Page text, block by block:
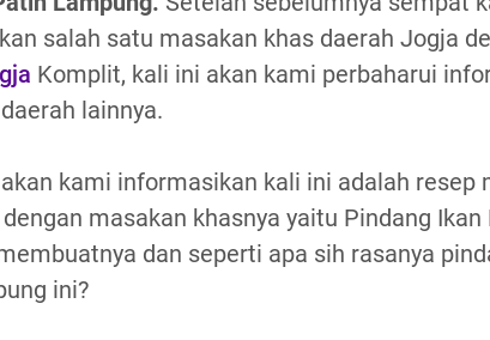
salah satu masakan khas daerah Jogja
Komplit, kali ini akan kami perbaharui
lainnya.
kami informasikan kali ini adalah resep
masakan khasnya yaitu Pindang
dan seperti apa sih rasanya
ini?